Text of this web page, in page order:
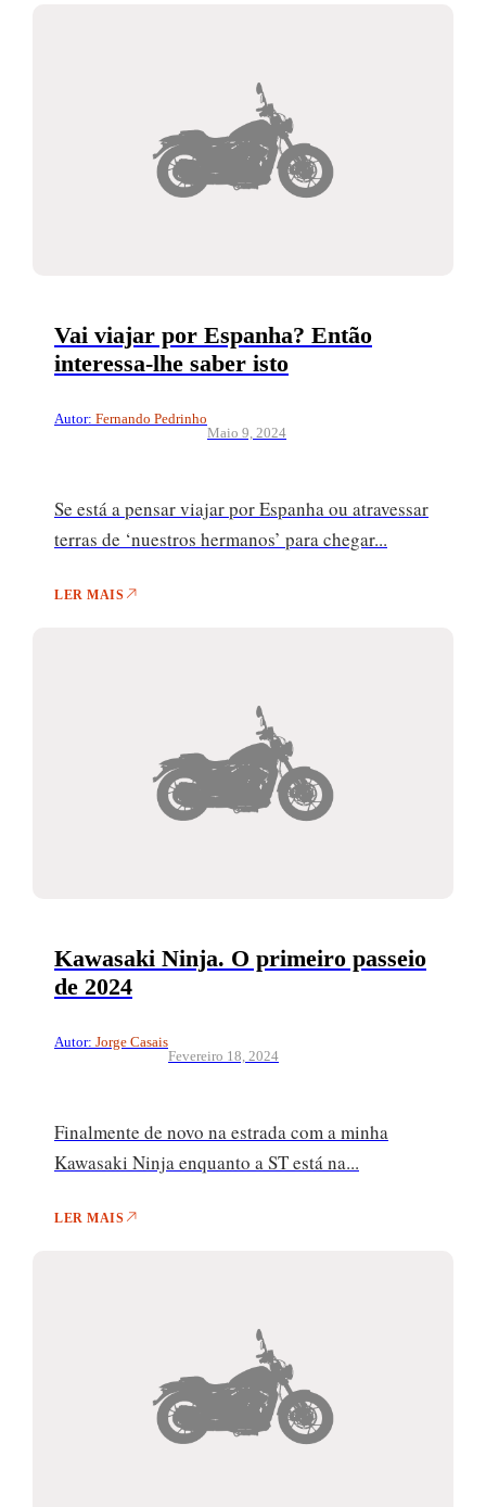
Vai viajar por Espanha? Então
interessa-lhe saber isto
Autor: Fernando Pedrinho
Maio 9, 2024
Se está a pensar viajar por Espanha ou atravessar
terras de ‘nuestros hermanos’ para chegar...
LER MAIS
Kawasaki Ninja. O primeiro passeio
de 2024
Autor: Jorge Casais
Fevereiro 18, 2024
Finalmente de novo na estrada com a minha
Kawasaki Ninja enquanto a ST está na...
LER MAIS